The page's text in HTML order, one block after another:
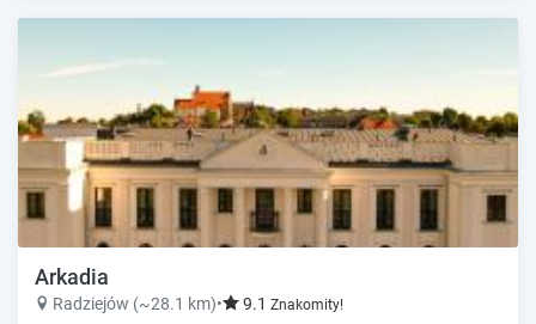
Arkadia
Radziejów (~28.1 km)• 9.1 Znakomity!